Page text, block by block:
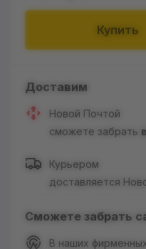
Купить
Доставим
Новой Почтой
сможете забрать
Курьером
доставляется
Сможете забрать
В наших